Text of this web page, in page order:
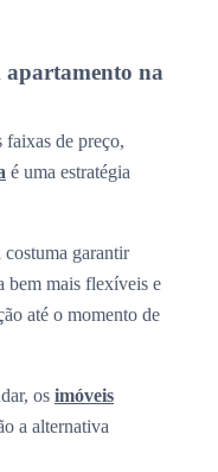
apartamento na
faixas de preço,
é uma estratégia
costuma garantir
bem mais flexíveis e
até o momento de
os imóveis
a alternativa